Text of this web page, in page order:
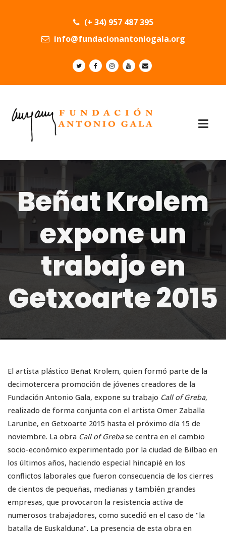
(+ 34) 957 487 395
info@fundacionantoniogala.org
Beñat Krolem
expone un
trabajo en
Getxoarte 2015
El artista plástico Beñat Krolem, quien formó parte de la
decimotercera promoción de jóvenes creadores de la
Fundación Antonio Gala, expone su trabajo Call of Greba,
realizado de forma conjunta con el artista Omer Zaballa
Larunbe, en Getxoarte 2015 hasta el próximo día 15 de
noviembre. La obra Call of Grebase centra en el cambio
socio-económico experimentado por la ciudad de Bilbao en
los últimos años, haciendo especial hincapié en los
conflictos laborales que fueron consecuencia de los cierres
de cientos de pequeñas, medianas y también grandes
empresas, que provocaron la resistencia activa de
numerosos trabajadores, como sucedió en el caso de "la
batalla de Euskalduna". La presencia de esta obra en